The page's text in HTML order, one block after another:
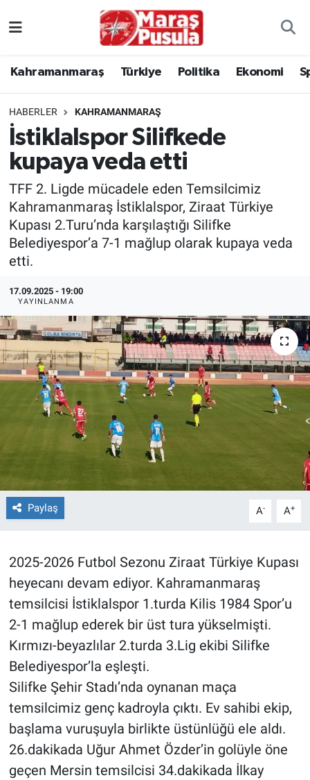
Kahramanmaraş Türkiye Politika Ekonomi
HABERLER KAHRAMANMARAŞ
İstiklalspor Silifkede
kupaya veda etti
TFF 2. Ligde mücadele eden Temsilcimiz
Kahramanmaraş İstiklalspor, Ziraat Türkiye
Kupası 2.Turu’nda karşılaştığı Silifke
Belediyespor’a 7-1 mağlup olarak kupaya veda
etti.
17.09.2025 - 19:00
YAYINLANMA
Paylaş A- A+
2025-2026 Futbol Sezonu Ziraat Türkiye Kupası
heyecanı devam ediyor. Kahramanmaraş
temsilcisi İstiklalspor 1.turda Kilis 1984 Spor’u
2-1 mağlup ederek bir üst tura yükselmişti.
Kırmızı-beyazlılar 2.turda 3.Lig ekibi Silifke
Belediyespor’la eşleşti.
Silifke Şehir Stadı’nda oynanan maça
temsilcimiz genç kadroyla çıktı. Ev sahibi ekip,
başlama vuruşuyla birlikte üstünlüğü ele aldı.
26.dakikada Uğur Ahmet Özder’in golüyle öne
geçen Mersin temsilcisi 34.dakikada İlkay
Türkiye
Politika
Ekonomi
Spor
Sağlık
TEKNOLOJİ
Dünya
İlçeler
MAGAZİN
Bilim, Teknoloji
ASAYİŞ
HABERDE İNSAN
EĞİTİM
BİLİM VE TEKNOLOJİ
Güvenlik
Bölge
İstanbul Namaz Vakitleri
İstanbul Trafik Yoğunluk Haritası
Süper Lig Puan Durumu ve Fikstür
Tüm Manşetler
Haber Arşivi